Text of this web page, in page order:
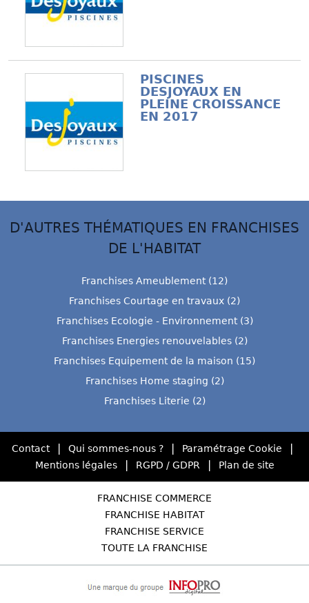
PISCINES
DESJOYAUX EN
PLEINE CROISSANCE
EN 2017
D'AUTRES THÉMATIQUES EN FRANCHISES
DE L'HABITAT
Franchises Ameublement (12)
Franchises Courtage en travaux (2)
Franchises Ecologie - Environnement (3)
Franchises Energies renouvelables (2)
Franchises Equipement de la maison (15)
Franchises Home staging (2)
Franchises Literie (2)
Contact Qui sommes-nous ? Paramétrage Cookie
Mentions légales RGPD / GDPR Plan de site
FRANCHISE COMMERCE
FRANCHISE HABITAT
FRANCHISE SERVICE
TOUTE LA FRANCHISE